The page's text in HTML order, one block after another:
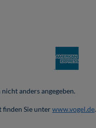
anders angegeben.
finden Sie unterwww.vogel.de.